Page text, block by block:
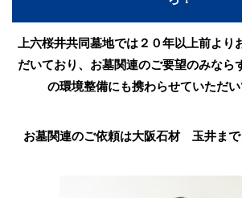
上六桜井共同墓地では２０年以上前より
だいており、お墓関連のご要望のみなら
の環境整備にも携わらせていただい
お墓関連のご依頼は大阪石材 玉井まで